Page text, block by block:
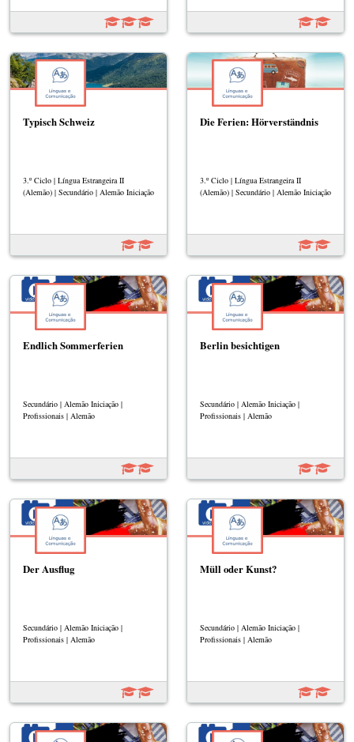
Typisch Schweiz
3.º Ciclo | Língua Estrangeira II
(Alemão) | Secundário | Alemão Iniciação
Die Ferien: Hörverständnis
3.º Ciclo | Língua Estrangeira II
(Alemão) | Secundário | Alemão Iniciação
Endlich Sommerferien
Secundário | Alemão Iniciação |
Profissionais | Alemão
Berlin besichtigen
Secundário | Alemão Iniciação |
Profissionais | Alemão
Der Ausflug
Secundário | Alemão Iniciação |
Profissionais | Alemão
Müll oder Kunst?
Secundário | Alemão Iniciação |
Profissionais | Alemão